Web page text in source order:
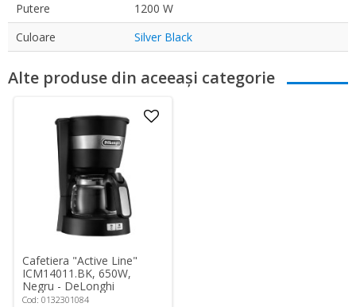
Putere
1200 W
Culoare
Silver Black
Alte produse din aceeași categorie
Cafetiera "Active Line"
ICM14011.BK, 650W,
Negru - DeLonghi
Cod: 0132301084